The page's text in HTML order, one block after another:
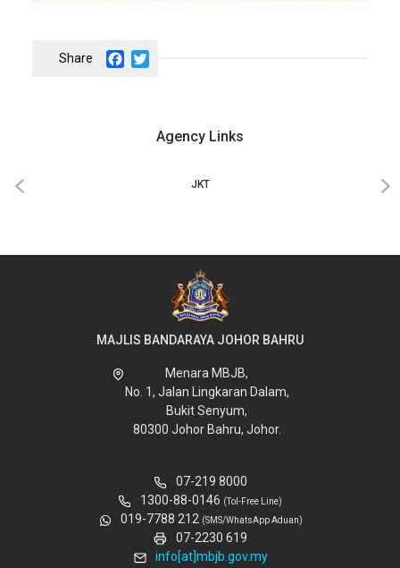
Facebook
Agency Links
‹ ›
MAJLIS BANDARAYA JOHOR BAHRU
Menara MBJB,
No. 1, Jalan Lingkaran Dalam,
Bukit Senyum,
80300 Johor Bahru, Johor.
07-219 8000
1300-88-0146 (Tol-Free Line)
019-7788 212 (SMS/WhatsApp Aduan)
07-2230 619
info[at]mbjb.gov.my